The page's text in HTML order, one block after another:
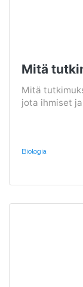
Mitä
Mitä
jota ihmiset
Biologia